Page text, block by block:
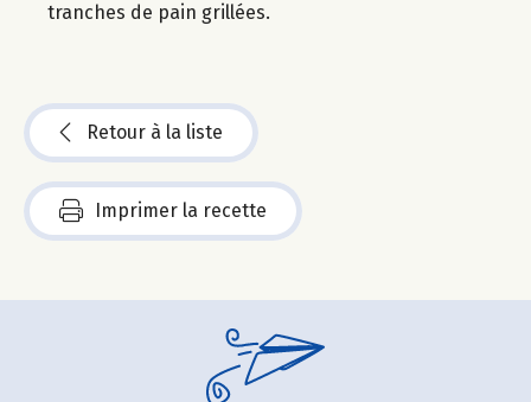
tranches de pain grillées.
Retour à la liste
Imprimer la recette